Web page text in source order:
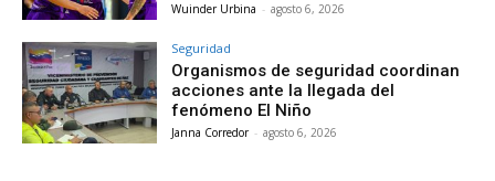
Wuinder Urbina - agosto 6, 2026
Seguridad
Organismos de seguridad coordinan
acciones ante la llegada del
fenómeno El Niño
Janna Corredor - agosto 6, 2026